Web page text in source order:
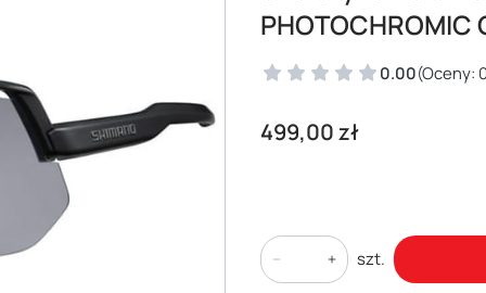
PHOTOCHROMIC
0.00(Oceny:
Cena
499,00 zł
szt.